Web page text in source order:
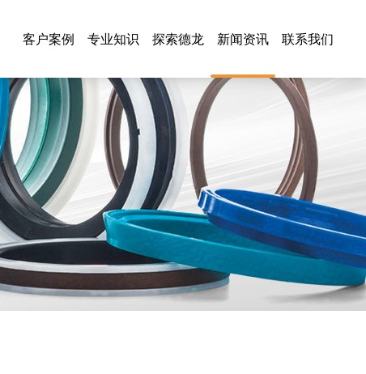
客户案例 专业知识 探索德龙 新闻资讯 联系我们